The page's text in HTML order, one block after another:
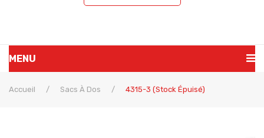
MENU
ACCUEIL
Accueil / Sacs À Dos / 4315-3 (Stock Épuisé)